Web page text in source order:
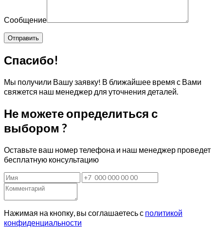
Сообщение
Спасибо!
Мы получили Вашу заявку! В ближайшее время с Вами
свяжется наш менеджер для уточнения деталей.
Не можете определиться с
выбором ?
Оставьте ваш номер телефона и наш менеджер проведет
бесплатную консультацию
Нажимая на кнопку, вы соглашаетесь с политикой
конфиденциальности